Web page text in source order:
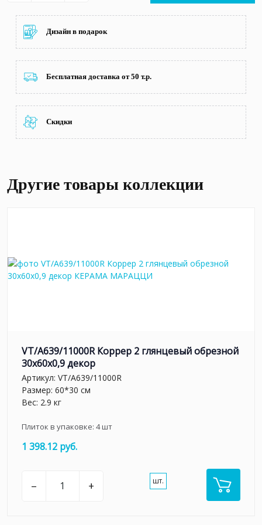
Дизайн в подарок
Бесплатная доставка от 50 т.р.
Скидки
Другие товары коллекции
VT/A639/11000R Коррер 2 глянцевый обрезной
30x60x0,9 декор
Артикул: VT/A639/11000R
Размер: 60*30 см
Вес: 2.9 кг
Плиток в упаковке: 4шт
1 398.12 руб.
– + шт.